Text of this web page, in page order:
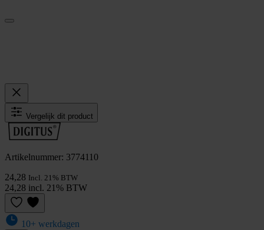
Vergelijk dit product
Artikelnummer: 3774110
24,28 Incl. 21% BTW
24,28 incl. 21% BTW
10+ werkdagen